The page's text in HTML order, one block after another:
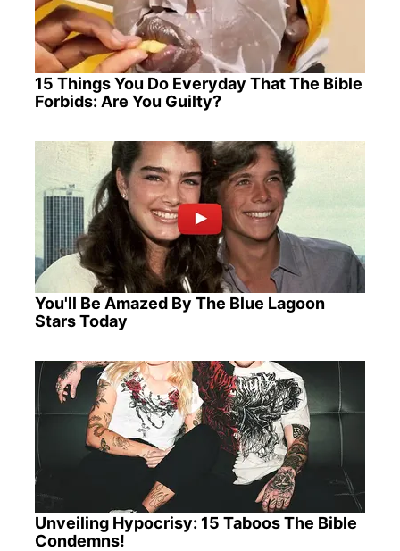
15 Things You Do Everyday That The Bible
Forbids: Are You Guilty?
You'll Be Amazed By The Blue Lagoon
Stars Today
Unveiling Hypocrisy: 15 Taboos The Bible
Condemns!